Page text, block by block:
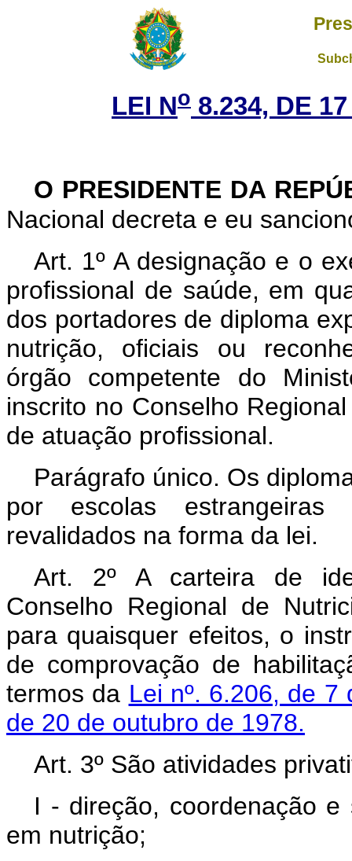
LEI No 8.234, DE
O PRESIDENTE DA
Nacional decreta e eu
Art. 1º A designação e o
profissional de saúde, em
dos portadores de diploma
nutrição, oficiais ou
órgão competente do
inscrito no Conselho
de atuação profissional.
Parágrafo único. Os
por escolas estrangeiras
revalidados na forma da lei.
Art. 2º A carteira de
Conselho Regional de
para quaisquer efeitos, o
de comprovação de
termos da Lei nº. 6.206, de 7
de 20 de outubro de 1978.
Art. 3º São atividades
I - direção, coordenação
em nutrição;